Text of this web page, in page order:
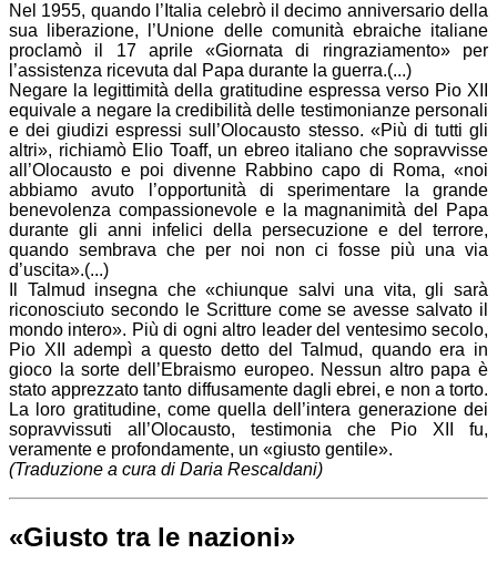
Nel 1955, quando l’Italia celebrò il decimo anniversario della
sua liberazione, l’Unione delle comunità ebraiche italiane
proclamò il 17 aprile «Giornata di ringraziamento» per
l’assistenza ricevuta dal Papa durante la guerra.(...)
Negare la legittimità della gratitudine espressa verso Pio XII
equivale a negare la credibilità delle testimonianze personali
e dei giudizi espressi sull’Olocausto stesso. «Più di tutti gli
altri», richiamò Elio Toaff, un ebreo italiano che sopravvisse
all’Olocausto e poi divenne Rabbino capo di Roma, «noi
abbiamo avuto l’opportunità di sperimentare la grande
benevolenza compassionevole e la magnanimità del Papa
durante gli anni infelici della persecuzione e del terrore,
quando sembrava che per noi non ci fosse più una via
d’uscita».(...)
Il Talmud insegna che «chiunque salvi una vita, gli sarà
riconosciuto secondo le Scritture come se avesse salvato il
mondo intero». Più di ogni altro leader del ventesimo secolo,
Pio XII adempì a questo detto del Talmud, quando era in
gioco la sorte dell’Ebraismo europeo. Nessun altro papa è
stato apprezzato tanto diffusamente dagli ebrei, e non a torto.
La loro gratitudine, come quella dell’intera generazione dei
sopravvissuti all’Olocausto, testimonia che Pio XII fu,
veramente e profondamente, un «giusto gentile».
(Traduzione a cura di Daria Rescaldani)
«Giusto tra le nazioni»